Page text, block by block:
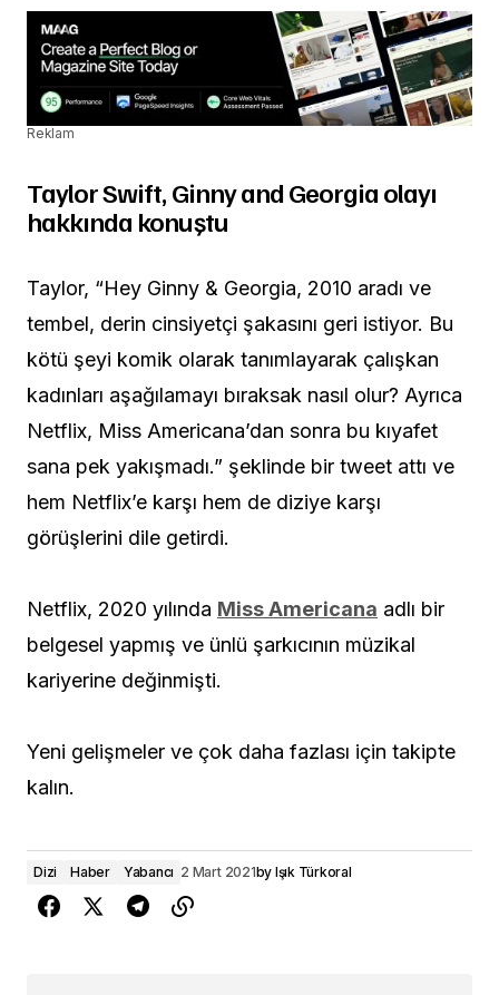
Reklam
Taylor Swift, Ginny and Georgia olayı
hakkında konuştu
Taylor, “Hey Ginny & Georgia, 2010 aradı ve
tembel, derin cinsiyetçi şakasını geri istiyor. Bu
kötü şeyi komik olarak tanımlayarak çalışkan
kadınları aşağılamayı bıraksak nasıl olur? Ayrıca
Netflix, Miss Americana’dan sonra bu kıyafet
sana pek yakışmadı.” şeklinde bir tweet attı ve
hem Netflix’e karşı hem de diziye karşı
görüşlerini dile getirdi.
Netflix, 2020 yılında Miss Americana adlı bir
belgesel yapmış ve ünlü şarkıcının müzikal
kariyerine değinmişti.
Yeni gelişmeler ve çok daha fazlası için takipte
kalın.
Dizi Haber Yabancı 2 Mart 2021by Işık Türkoral